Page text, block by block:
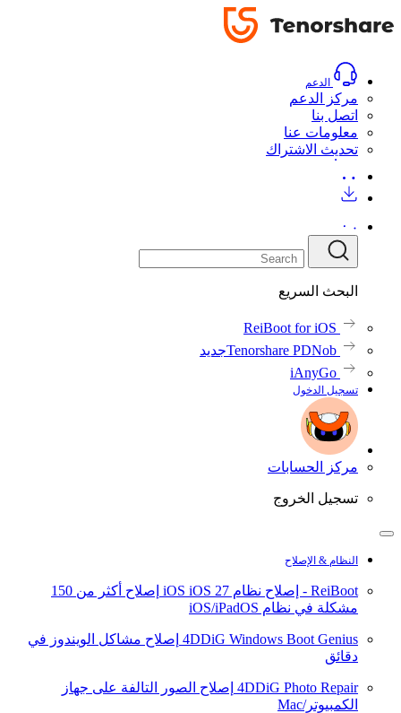
الدعم
مركز الدعم
اتصل بنا
معلومات عنا
تحديث الاشتراك
البحث السريع
ReiBoot for iOS
Tenorshare PDNobجديد
iAnyGo
تسجيل الدخول
مركز الحسابات
تسجيل الخروج
النظام & الإصلاح
ReiBoot - إصلاح نظام iOS iOS 27
إصلاح أكثر من 150
مشكلة في نظام iOS/iPadOS
4DDiG Windows Boot Genius إصلاح مشاكل الويندوز في
دقائق
4DDiG Photo Repair إصلاح الصور التالفة على جهاز
الكمبيوتر/Mac
الدليل الدليل
اشتري الآن